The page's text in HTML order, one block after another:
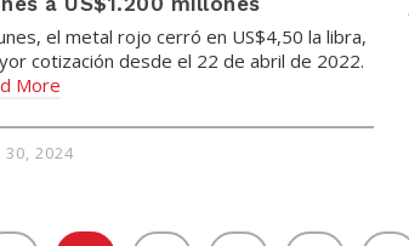
el metal rojo cerró en US$4,50 la libra,
cotización desde el 22 de abril de 2022.
More
30, 2024